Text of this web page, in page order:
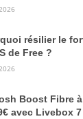
résilier le
de Free ?
Boost Fibre
avec Livebox 7